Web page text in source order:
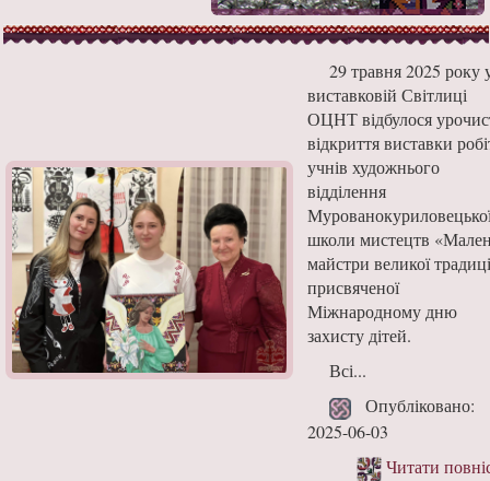
29 травня 2025 року
виставковій Світлиці
ОЦНТ відбулося
відкриття виставки
учнів художнього
відділення
школи мистецтв
майстри великої
присвяченої
Міжнародному дню
захисту дітей.
Всі...
Опубліковано:
2025-06-03
Читати